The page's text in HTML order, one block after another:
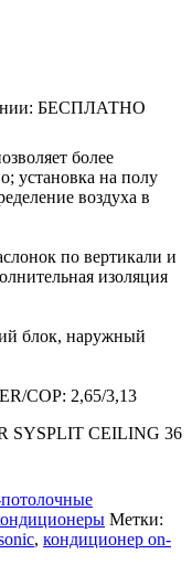
БЕСПЛАТНО
более
установка на полу
воздуха в
по вертикали и
изоляция
блок, наружный
COP: 2,65/3,13
SYSPLIT CEILING 36
Метки:
, кондиционер on-